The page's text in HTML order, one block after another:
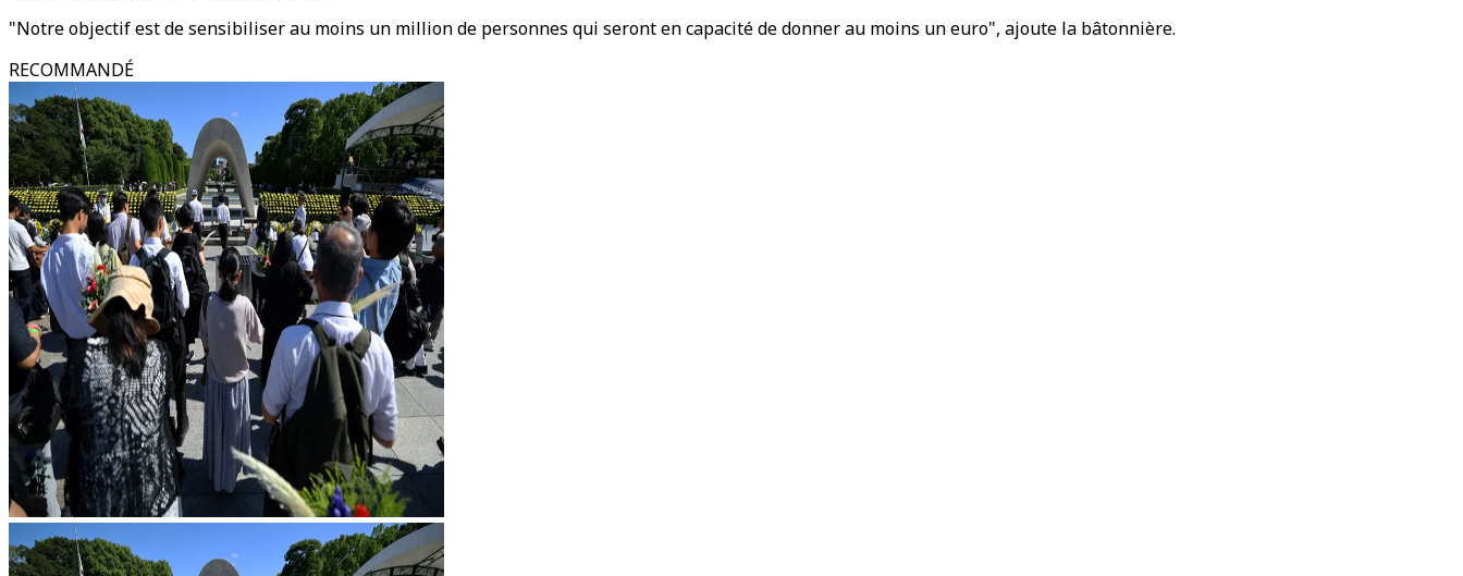
"Notre objectif est de sensibiliser au moins un million de personnes qui seront en capacité de donner au moins un euro", ajoute la bâtonnière.
RECOMMANDÉ